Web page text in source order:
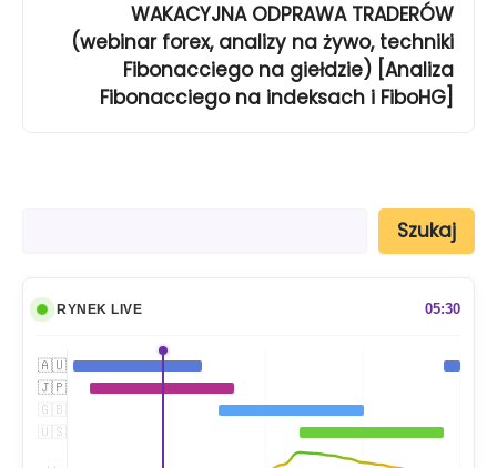
WAKACYJNA ODPRAWA TRADERÓW
(webinar forex, analizy na żywo, techniki
Fibonacciego na giełdzie) [Analiza
Fibonacciego na indeksach i FiboHG]
a
Szukaj
RYNEK LIVE 05:30
🇦🇺
🇯🇵
🇬🇧
🇺🇸